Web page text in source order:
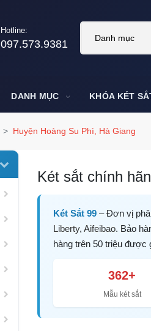
Hotline:
097.573.9381 Danh mục
DANH MỤC KHÓA KÉT
Huyện Hoàng Su Phì, Hà Giang
Két sắt chính
Két Sắt 99– Đơn vị
Liberty, Aifeibao. Bảo
hàng trên 50 triệu được
362+
Mẫu két sắt